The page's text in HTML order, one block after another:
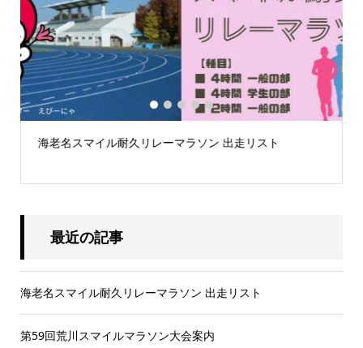
海老名スマイル耐久リレーマラソン 出走リスト
1 2 3 4 5
最近の記事
海老名スマイル耐久リレーマラソン 出走リスト
第59回荒川スマイルマラソン大会案内